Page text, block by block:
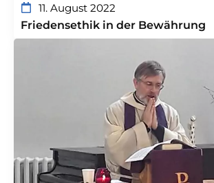
11. August 2022
Friedensethik in der Bewährung